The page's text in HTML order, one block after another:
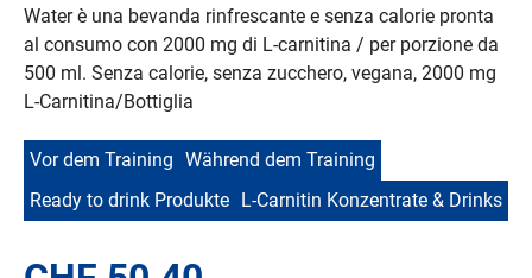
Water è una bevanda rinfre­scante e senza calorie pronta
al consumo con 2000 mg di L-carnitina / per porzione da
500 ml. Senza calorie, senza zucchero, vegana, 2000 mg
L-Carnitina/Bottiglia
Vor dem Training Während dem Training
Ready to drink Produkte L-Carnitin Konzentrate & Drinks